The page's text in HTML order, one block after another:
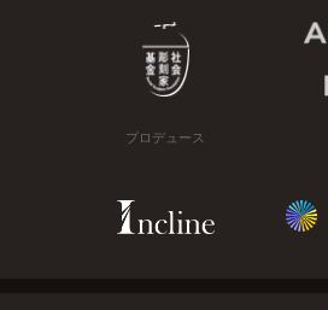
プロデュース